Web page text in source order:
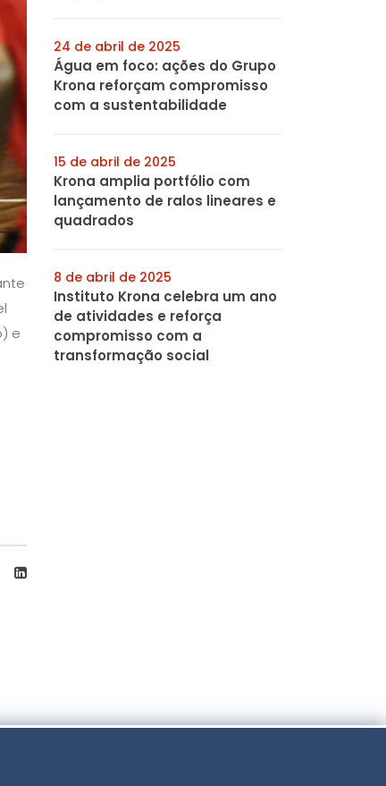
e
24 de abril de 2025
Água em foco: ações do Grupo
Krona reforçam compromisso
com a sustentabilidade
15 de abril de 2025
Krona amplia portfólio com
lançamento de ralos lineares e
quadrados
8 de abril de 2025
Instituto Krona celebra um ano
de atividades e reforça
compromisso com a
transformação social